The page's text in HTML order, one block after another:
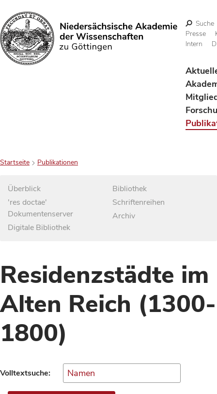
Suchen
Suche
Presse
Intern
Startseite Publikationen
Überblick
'res doctae'
Dokumentenserver
Digitale Bibliothek
Bibliothek
Schriftenreihen
Archiv
Residenzstädte im
Alten Reich (1300-
1800)
Volltextsuche: